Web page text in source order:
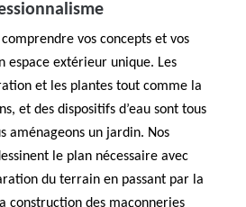
vos concepts et vos
espace extérieur unique. Les
et les plantes tout comme la
et des dispositifs d’eau sont tous
aménageons un jardin. Nos
le plan nécessaire avec
du terrain en passant par la
construction des maçonneries